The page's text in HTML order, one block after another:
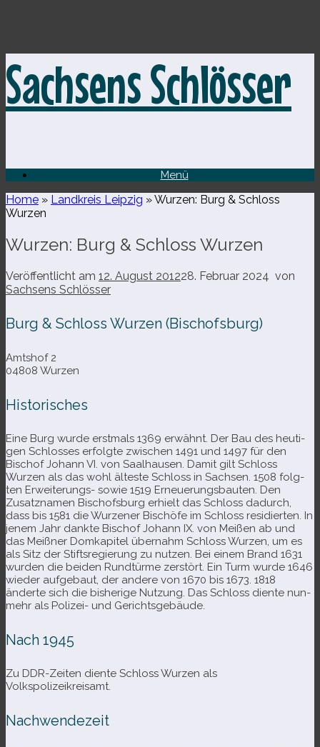
Inhalt
springen
Sachsens Schlösser
Menü
Home » Landkreis Leipzig »Wurzen: Burg & Schloss
Wurzen
Wurzen: Burg & Schloss Wurzen
Veröffentlicht am 12. August 201228. Februar 2024 von
Sachsens Schlösser
Burg & Schloss Wurzen (Bischofsburg)
Amtshof 2
04808 Wurzen
Historisches
Eine Burg wurde erst­mals 1369 erwähnt. Der Bau des heu­ti­
gen Schlosses erfolgte zwi­schen 1491 und 1497 für den
Bischof Johann VI. von Saalhausen. Damit gilt Schloss
Wurzen als das wohl älteste Schloss in Sachsen. 1508 folg­
ten Erweiterungs- sowie 1519 Erneuerungsbauten. Den
Zusatznamen Bischofsburg erhielt das Schloss dadurch,
dass bis 1581 die Wurzener Bischöfe im Schloss resi­dier­ten. In
jenem Jahr dankte Bischof Johann IX. von Meißen ab und
das Meißner Domkapitel über­nahm Schloss Wurzen, um es
als Sitz der Stiftsregierung zu nut­zen. Bei einem Brand 1631
wur­den die bei­den Rundtürme zer­stört. Ein Turm wurde 1646
wie­der auf­ge­baut, der andere von 1670 bis 1673. 1818
änderte sich die bis­he­rige Nutzung. Das Schloss diente nun­
mehr als Polizei- und Gerichtsgebäude.
Nach 1945
Zu DDR-​Zeiten diente Schloss Wurzen als
Volkspolizeikreisamt.
Nachwendezeit